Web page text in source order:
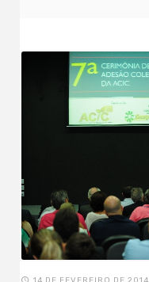
14 DE FEVEREIRO DE 2014